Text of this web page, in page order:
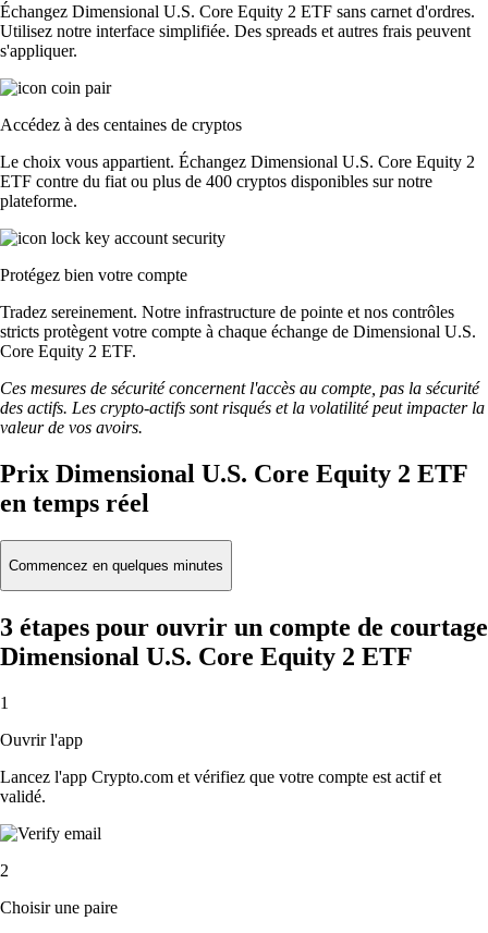
Échangez Dimensional U.S. Core Equity 2 ETF sans carnet d'ordres.
Utilisez notre interface simplifiée. Des spreads et autres frais peuvent
s'appliquer.
Accédez à des centaines de cryptos
Le choix vous appartient. Échangez Dimensional U.S. Core Equity 2
ETF contre du fiat ou plus de 400 cryptos disponibles sur notre
plateforme.
Protégez bien votre compte
Tradez sereinement. Notre infrastructure de pointe et nos contrôles
stricts protègent votre compte à chaque échange de Dimensional U.S.
Core Equity 2 ETF.
Ces mesures de sécurité concernent l'accès au compte, pas la sécurité
des actifs. Les crypto-actifs sont risqués et la volatilité peut impacter la
valeur de vos avoirs.
Prix Dimensional U.S. Core Equity 2 ETF
en temps réel
Commencez en quelques minutes
3 étapes pour ouvrir un compte de courtage
Dimensional U.S. Core Equity 2 ETF
1
Ouvrir l'app
Lancez l'app Crypto.com et vérifiez que votre compte est actif et
validé.
2
Choisir une paire